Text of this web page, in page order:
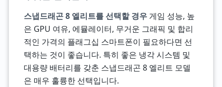
스냅드래곤 8 엘리트를 선택할 경우게임 성능, 높
은 GPU 여유, 에뮬레이터, 무거운 그래픽 및 합리
적인 가격의 플래그십 스마트폰이 필요하다면 선
택하는 것이 좋습니다. 특히 좋은 냉각 시스템 및
대용량 배터리를 갖춘 스냅드래곤 8 엘리트 모델
은 매우 훌륭한 선택입니다.